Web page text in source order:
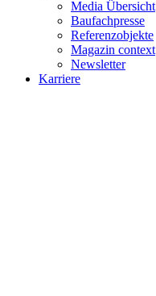
Media Übersicht
Baufachpresse
Referenzobjekte
Magazin context
Newsletter
Karriere